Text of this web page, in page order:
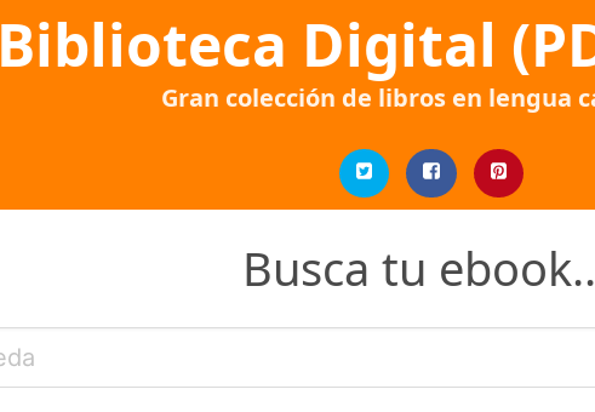
Biblioteca Digital
Gran colección de libros en lengua
Busca tu